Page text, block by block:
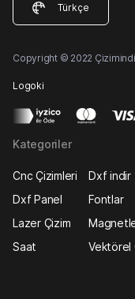
Türkçe
Copyright © 2022
Logoki
Kategoriler
Cnc Çizimleri
Dxf indir
Dxf Panel
Fontlar
Lazer Çizim
Saat
Vektörel